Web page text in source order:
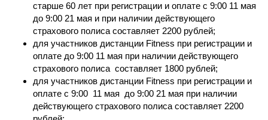
старше 60 лет при регистрации и оплате с 9:00 11 мая
до 9:00 21 мая и при наличии действующего
страхового полиса составляет 2200 рублей;
для участников дистанции Fitness при регистрации и
оплате до 9:00 11 мая при наличии действующего
страхового полиса составляет 1800 рублей;
для участников дистанции Fitness при регистрации и
оплате с 9:00 11 мая до 9:00 21 мая при наличии
действующего страхового полиса составляет 2200